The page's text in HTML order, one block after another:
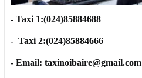
- Taxi 1:(024)85884688
- Taxi 2:(024)85884666
- Email: taxinoibaire@gmail.com